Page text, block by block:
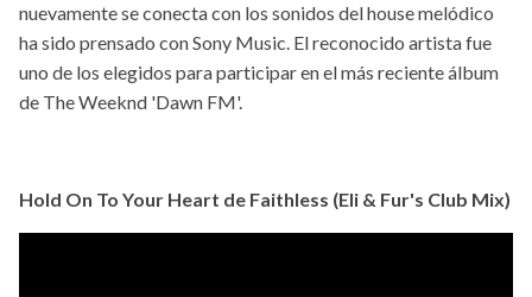
nuevamente se conecta con los sonidos del house melódico
ha sido prensado con Sony Music. El reconocido artista fue
uno de los elegidos para participar en el más reciente álbum
de The Weeknd 'Dawn FM'.
Hold On To Your Heart de Faithless (Eli & Fur's Club Mix)